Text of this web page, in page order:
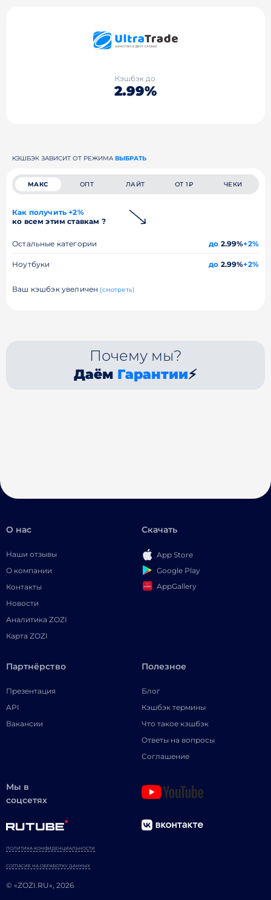
Кэшбэк до
2.99%
КЭШБЭК ЗАВИСИТ ОТ РЕЖИМА ВЫБРАТЬ
МАКС ОПТ ЛАЙТ ОТ 1₽ ЧЕКИ
Как получить +2%
ко всем этим ставкам ?
Остальные категории до 2.99%+2%
Ноутбуки до 2.99%+2%
Ваш кэшбэк увеличен (смотреть)
Почему мы?
Даём Гарантии⚡
О нас
Наши отзывы
О компании
Контакты
Новости
Аналитика ZOZI
Карта ZOZI
Скачать
App Store
Google Play
AppGallery
Партнёрство
Презентация
API
Вакансии
Полезное
Блог
Кэшбэк термины
Что такое кэшбэк
Ответы на вопросы
Соглашение
Мы в
соцсетях
© «ZOZI.RU», 2026
ПОЛИТИКА КОНФИДЕНЦИАЛЬНОСТИ
СОГЛАСИЕ НА ОБРАБОТКУ ДАННЫХ